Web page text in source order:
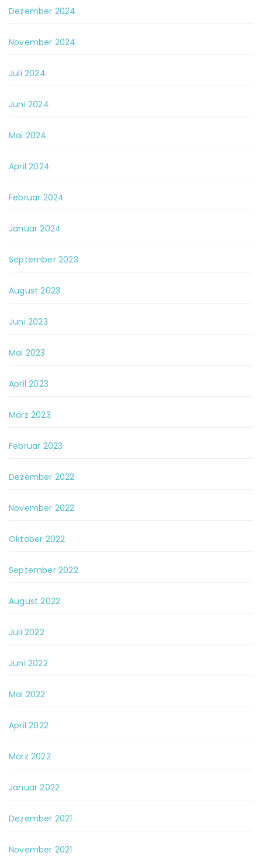
Dezember 2024
November 2024
Juli 2024
Juni 2024
Mai 2024
April 2024
Februar 2024
Januar 2024
September 2023
August 2023
Juni 2023
Mai 2023
April 2023
März 2023
Februar 2023
Dezember 2022
November 2022
Oktober 2022
September 2022
August 2022
Juli 2022
Juni 2022
Mai 2022
April 2022
März 2022
Januar 2022
Dezember 2021
November 2021